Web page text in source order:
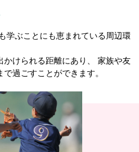
学ぶことにも恵まれている周辺環
けられる距離にあり、
家族や友
過ごすことができます。